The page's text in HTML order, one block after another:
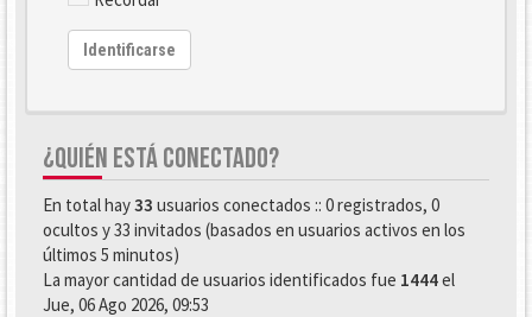
Identificarse
¿QUIÉN ESTÁ CONECTADO?
En total hay33 usuarios conectados :: 0 registrados, 0
ocultos y 33 invitados (basados en usuarios activos en los
últimos 5 minutos)
La mayor cantidad de usuarios identificados fue 1444el
Jue, 06 Ago 2026, 09:53